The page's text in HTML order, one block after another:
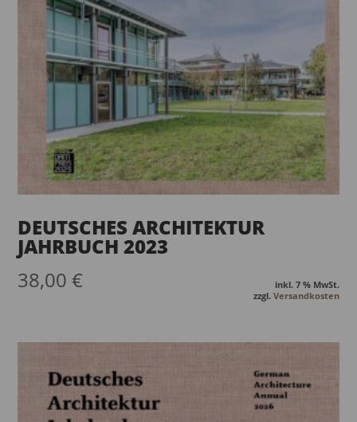
DEUTSCHES ARCHITEKTUR
JAHRBUCH 2023
38,00€
inkl. 7 % MwSt.
zzgl. Versandkosten